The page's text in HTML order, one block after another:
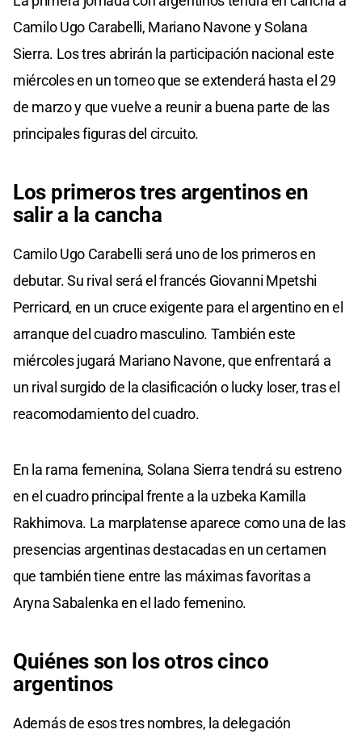
Camilo Ugo Carabelli, Mariano Navone y Solana
Sierra. Los tres abrirán la participación nacional este
miércoles en un torneo que se extenderá hasta el 29
de marzo y que vuelve a reunir a buena parte de las
principales figuras del circuito.
Los primeros tres argentinos en
salir a la cancha
Camilo Ugo Carabelli será uno de los primeros en
debutar. Su rival será el francés Giovanni Mpetshi
Perricard, en un cruce exigente para el argentino en el
arranque del cuadro masculino. También este
miércoles jugará Mariano Navone, que enfrentará a
un rival surgido de la clasificación o lucky loser, tras el
reacomodamiento del cuadro.
En la rama femenina, Solana Sierra tendrá su estreno
en el cuadro principal frente a la uzbeka Kamilla
Rakhimova. La marplatense aparece como una de las
presencias argentinas destacadas en un certamen
que también tiene entre las máximas favoritas a
Aryna Sabalenka en el lado femenino.
Quiénes son los otros cinco
argentinos
Además de esos tres nombres, la delegación